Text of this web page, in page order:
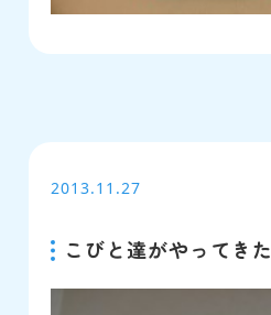
2013.11.27
こびと達がやってきた